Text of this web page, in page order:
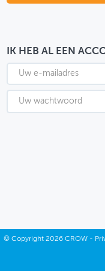
THEMASITES
MIJN PROFIEL
GEBRUIKER
IK HEB AL EEN
© Copyright2026 CROW -